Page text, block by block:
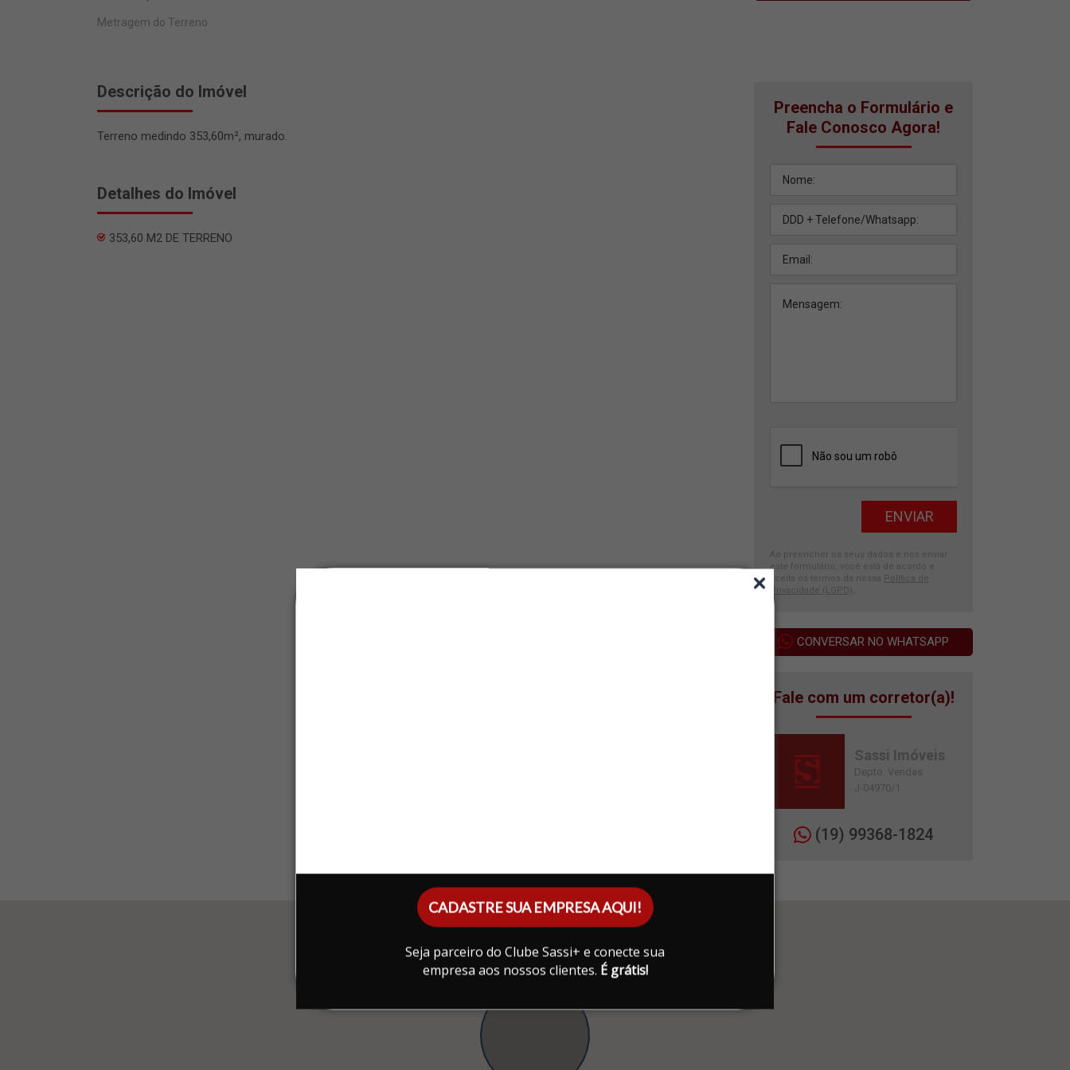
CADASTRE SUA EMPRESA AQUI!
Seja parceiro do Clube Sassi+ e conecte sua
empresa aos nossos clientes. É grátis!
Metragem do Terreno
Descrição do Imóvel
Terreno medindo 353,60m², murado.
Detalhes do Imóvel
353,60 M2 DE TERRENO
Preencha o Formulário e
Fale Conosco Agora!
Ao preencher os seus dados e nos enviar
este formulário, você está de acordo e
aceita os termos da nossa
Política de
Privacidade (LGPD)
CONVERSAR NO WHATSAPP
Fale com um corretor(a)!
Sassi Imóveis
Depto. Vendas
J-04970/1
(19) 99368-1824